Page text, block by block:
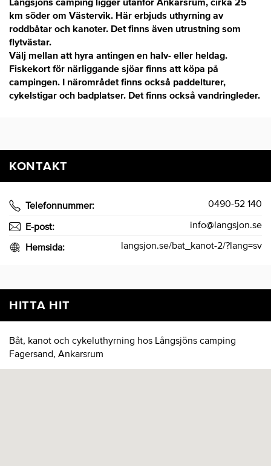
km söder om Västervik. Här erbjuds uthyrning av
roddbåtar och kanoter. Det finns även utrustning som
flytvästar.
Välj mellan att hyra antingen en halv- eller heldag.
Fiskekort för närliggande sjöar finns att köpa på
campingen. I närområdet finns också paddelturer,
cykelstigar och badplatser. Det finns också vandringleder.
KONTAKT
Telefonnummer: 0490-52 140
E-post: info@langsjon.se
Hemsida: langsjon.se/bat_kanot-2/?lang=sv
HITTA HIT
Båt, kanot och cykeluthyrning hos Långsjöns camping
Fagersand, Ankarsrum